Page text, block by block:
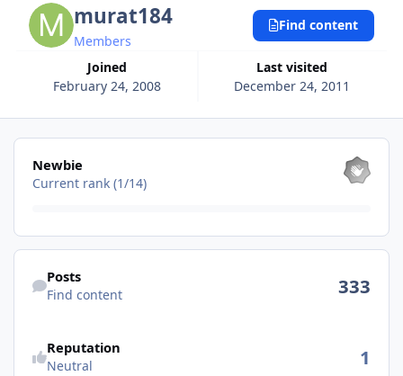
murat184
Members
Joined
February 24, 2008
Last visited
December 24, 2011
Find content
View all
Newbie
Current rank (1/14)
Find content
Posts
Find content 333
Reputation
Neutral 1